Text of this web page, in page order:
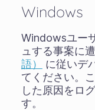
Windows
Windowsユー
ュする事案に
語）
に従いデ
てください。
した原因をロ
す。